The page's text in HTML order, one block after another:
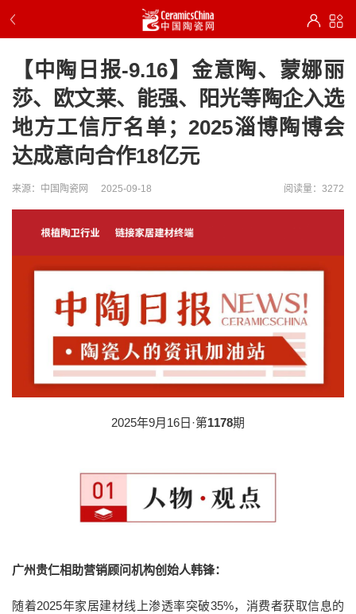
【中陶日报-9.16】金意陶、蒙娜丽
莎、欧文莱、能强、阳光等陶企入选
地方工信厅名单；2025淄博陶博会
达成意向合作18亿元
来源：中国陶瓷网 2025-09-18 阅读量：3272
2025年9月16日·第1178期
广州贵仁相助营销顾问机构创始人韩锋：
随着2025年家居建材线上渗透率突破35%，消费者获取信息的